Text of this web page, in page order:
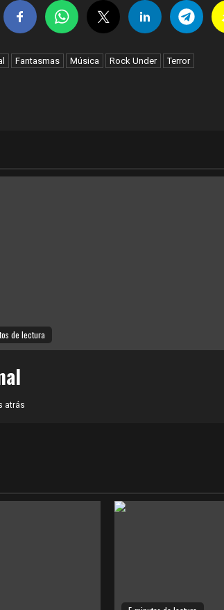
Fantasmas Música Rock Under Terror
de lectura
atrás